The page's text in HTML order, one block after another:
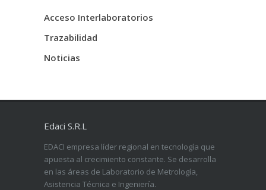
Acceso Interlaboratorios
Trazabilidad
Noticias
Edaci S.R.L
EDACI empresa líder regional en tecnología que
apuesta al crecimiento constante. Se desarrolla
en las áreas de Laboratorio de Metrología,
Asistencia Técnica e Ingeniería.